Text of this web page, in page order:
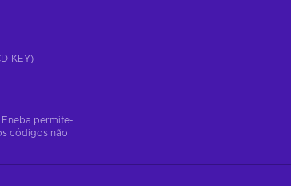
KEY)
permite-
códigos não